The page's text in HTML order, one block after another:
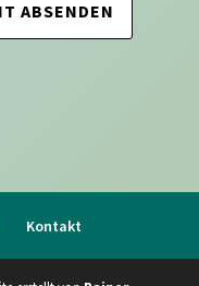
ABSENDEN
Kontakt